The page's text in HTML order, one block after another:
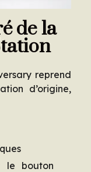
de la
reprend
d’origine,
le bouton